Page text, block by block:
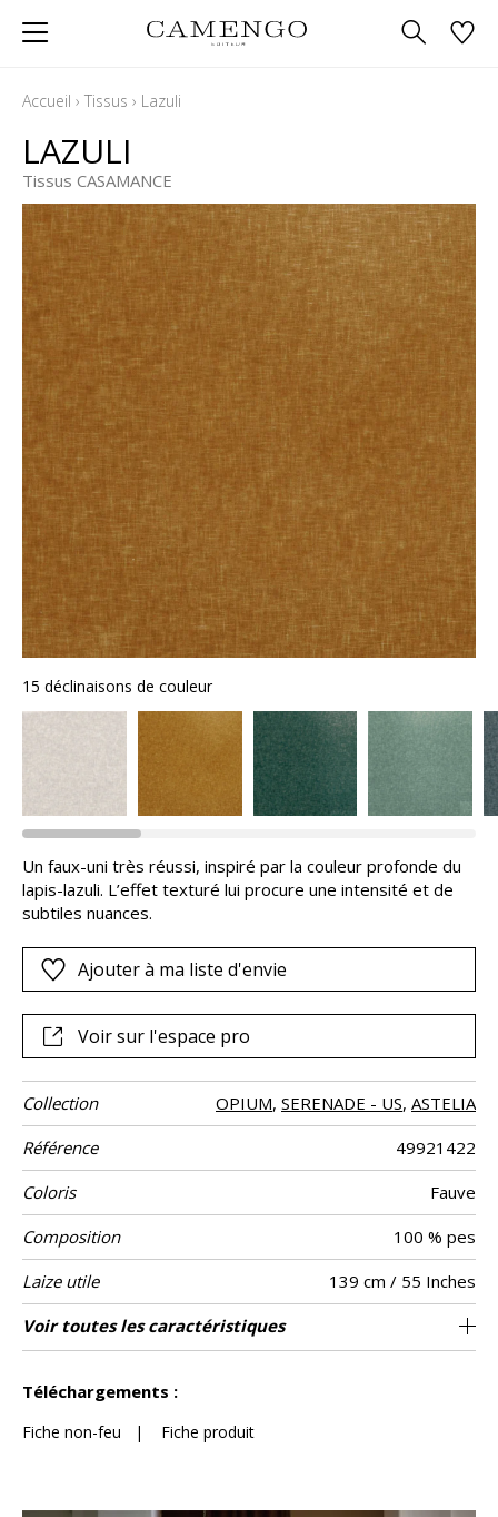
Accueil › Tissus › Lazuli
LAZULI
Tissus CASAMANCE
15 déclinaisons de couleur
Un faux-uni très réussi, inspiré par la couleur profonde du
lapis-lazuli. L’effet texturé lui procure une intensité et de
subtiles nuances.
Ajouter à ma liste d'envie
Voir sur l'espace pro
Collection OPIUM, SERENADE - US, ASTELIA
Référence
49921422
Coloris
Fauve
Composition
100 % pes
Laize utile
139 cm / 55 Inches
Rétrécissement
<3%
Raccord Raccord libre
Test
Martindale
35000
Usage
martindale
Siège à usage intensif : >40,000 cycles
(Martindale) et/ou >30,000 doubles rubs
Wyzenbeek 40000
Sens De large
Poids g/m² 450
Performance
Accoustique
aw - 0.15
Usage
Entretien
Pays d'origine Inde
Voir toutes les caractéristiques
Téléchargements :
Fiche non-feu | Fiche produit